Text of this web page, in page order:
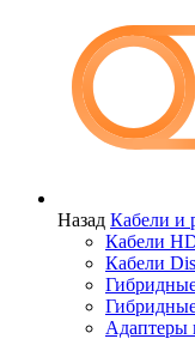
Назад Кабели и
Кабели
Кабели
Адаптеры